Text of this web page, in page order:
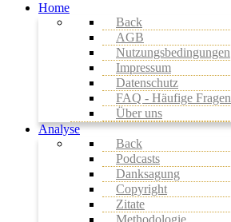
Home
Back
AGB
Nutzungsbedingungen
Impressum
Datenschutz
FAQ - Häufige Fragen
Über uns
Analyse
Back
Podcasts
Danksagung
Copyright
Zitate
Methodologie